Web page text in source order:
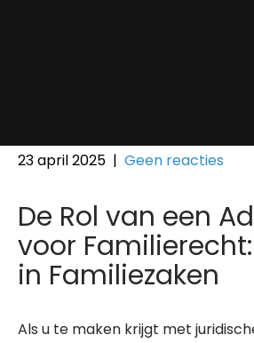
23 april 2025 | Geen reacties
De Rol van een
voor
in Familiezaken
Als u te maken krijgt met